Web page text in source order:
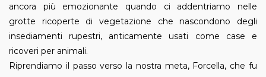
ancora più emozionante quando ci addentriamo nelle
grotte ricoperte di vegetazione che nascondono degli
insediamenti rupestri, anticamente usati come case e
ricoveri per animali.
Riprendiamo il passo verso la nostra meta, Forcella, che fu